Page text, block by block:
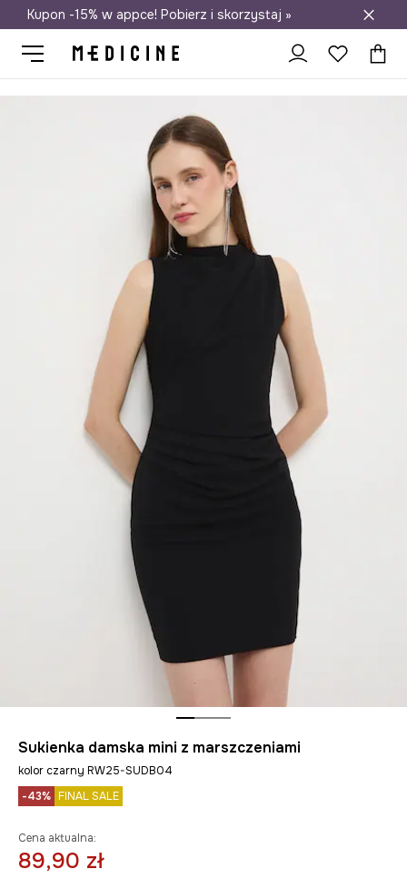
Darmowa dostawa do salonów
Kupon -15% w appce! Pobierz i skorzystaj »
Sukienka damska mini z marszczeniami
kolor czarny RW25-SUDB04
-43% FINAL SALE
Cena aktualna:
89,90 zł